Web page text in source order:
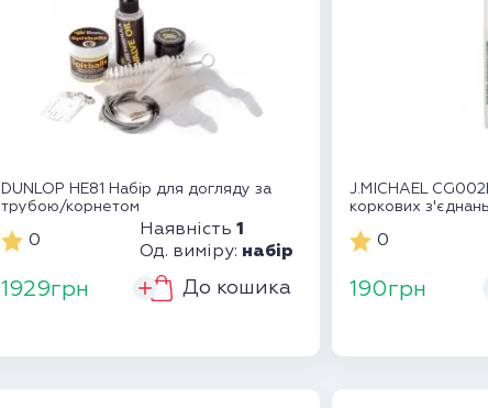
DUNLOP HE81 Набір для догляду за
трубою/корнетом
0
Наявність1
Од. виміру: набір
1929грн До кошика
J.MICHAEL
коркових
0
190грн